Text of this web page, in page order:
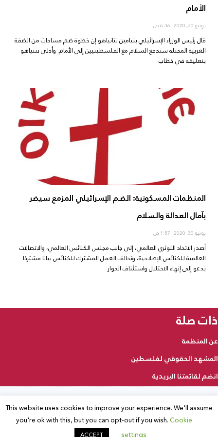
الأمام
يونيو 30, 2020
قال رئيس الوزراء الإسرائيلي بنيامين نتانياهو إن خطوة ضم مساحات من الضفة
الغربية المحتلة ستدفع السلام مع الفلسطينيين إلى الأمام. وأدلى نتنياهو
بتعليقه في خطاب
المنظمات المسكونية: الضم الإسرائيلي المزمع سيضر
بآمال العدالة والسلام
يونيو 30, 2020
أصدر الاتحاد اللوثري العالمي، إلى جانب مجلس الكنائس العالمي، والاتصالات
العالمية للكنائس الإصلاحية، وتحالف العمل المشترك للكنائس بيانا مشتركا
يدعو إلى إنهاء الاحتلال واستئناف الحوار
ذات صلة
عن المنظمة
المشهد الحقوقي لفلسطين
انضم لقائمتنا البريدية
2025 © جميع الحقوق محفوظة
This website uses cookies to improve your experience. We'll assume
you're ok with this, but you can opt-out if you wish.Cookie
settings
ACCEPT